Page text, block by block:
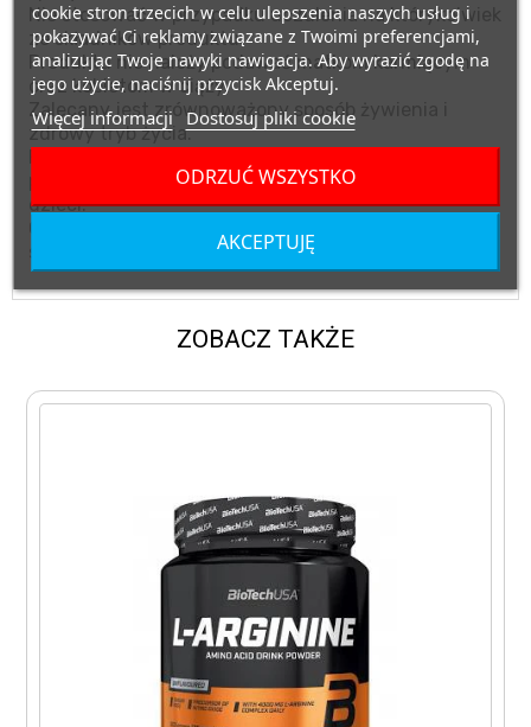
Nie stosować w przypadku uczulenia na którykolwiek
ze składników produktu.
Produktu nie należy podawać matkom karmiącym
oraz kobietom w ciąży.
Zalecany jest zrównoważony sposób żywienia i
zdrowy tryb życia.
pokojowej, w miejscu niedostępnym dla małych
dzieci.
ZOBACZ TAKŻE
cookie stron trzecich w celu ulepszenia naszych usług i
pokazywać Ci reklamy związane z Twoimi preferencjami,
analizując Twoje nawyki nawigacja. Aby wyrazić zgodę na
jego użycie, naciśnij przycisk Akceptuj.
Więcej informacji Dostosuj pliki cookie
ODRZUĆ WSZYSTKO
AKCEPTUJĘ